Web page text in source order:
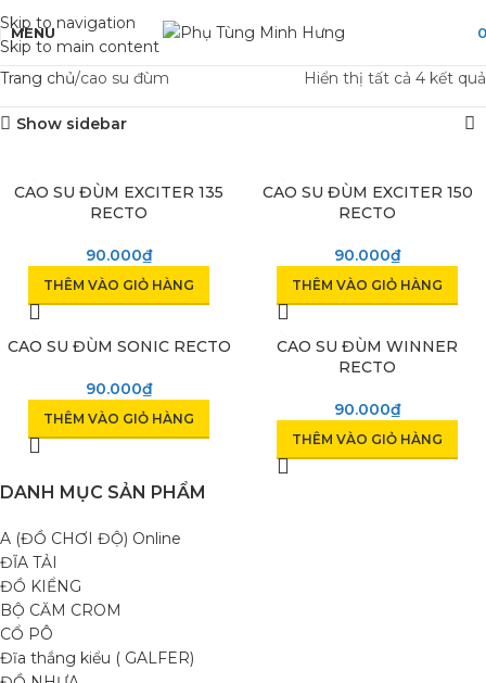
Skip to navigation
Skip to main content
MENU 0
DANH MỤC SẢN PHẨM
A (ĐỒ CHƠI ĐỘ) Online
ĐĨA TẢI
ĐỒ KIỂNG
BỘ CĂM CROM
CỔ PÔ
Đĩa thắng kiểu ( GALFER)
Trang chủ cao su đùm Hiển thị tất cả 4 kết quả
Show sidebar
CAO SU ĐÙM EXCITER 135
RECTO
90.000₫
THÊM VÀO GIỎ HÀNG
CAO SU ĐÙM EXCITER 150
RECTO
90.000₫
THÊM VÀO GIỎ HÀNG
CAO SU ĐÙM SONIC RECTO
90.000₫
THÊM VÀO GIỎ HÀNG
CAO SU ĐÙM WINNER
RECTO
90.000₫
THÊM VÀO GIỎ HÀNG